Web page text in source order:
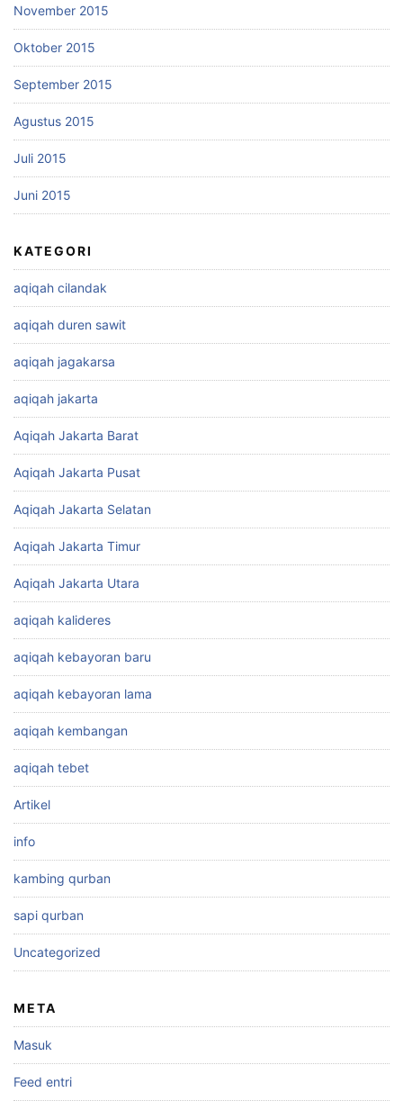
November 2015
Oktober 2015
September 2015
Agustus 2015
Juli 2015
Juni 2015
KATEGORI
aqiqah cilandak
aqiqah duren sawit
aqiqah jagakarsa
aqiqah jakarta
Aqiqah Jakarta Barat
Aqiqah Jakarta Pusat
Aqiqah Jakarta Selatan
Aqiqah Jakarta Timur
Aqiqah Jakarta Utara
aqiqah kalideres
aqiqah kebayoran baru
aqiqah kebayoran lama
aqiqah kembangan
aqiqah tebet
Artikel
info
kambing qurban
sapi qurban
Uncategorized
META
Masuk
Feed entri